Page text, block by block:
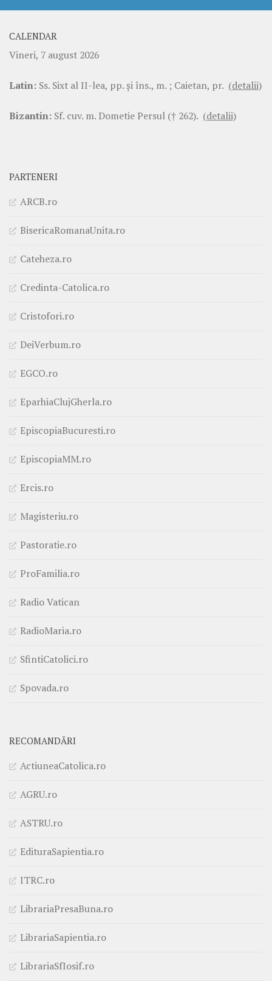
CALENDAR
Vineri, 7 august 2026
Latin: Ss. Sixt al II-lea, pp. şi îns., m. ; Caietan, pr. (detalii)
Bizantin: Sf. cuv. m. Dometie Persul († 262). (detalii)
PARTENERI
ARCB.ro
BisericaRomanaUnita.ro
Cateheza.ro
Credinta-Catolica.ro
Cristofori.ro
DeiVerbum.ro
EGCO.ro
EparhiaClujGherla.ro
EpiscopiaBucuresti.ro
EpiscopiaMM.ro
Ercis.ro
Magisteriu.ro
Pastoratie.ro
ProFamilia.ro
Radio Vatican
RadioMaria.ro
SfintiCatolici.ro
Spovada.ro
RECOMANDĂRI
ActiuneaCatolica.ro
AGRU.ro
ASTRU.ro
EdituraSapientia.ro
ITRC.ro
LibrariaPresaBuna.ro
LibrariaSapientia.ro
LibrariaSfIosif.ro